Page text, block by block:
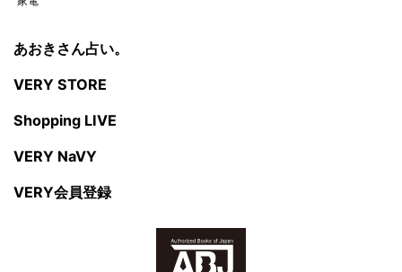
あおきさん占い。
VERY STORE
Shopping LIVE
VERY NaVY
VERY会員登録